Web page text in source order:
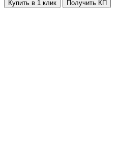
Купить в 1 клик Получить КП